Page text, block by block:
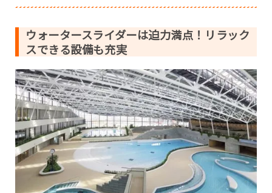
ウォータースライダーは迫力満点！リラック
スできる設備も充実